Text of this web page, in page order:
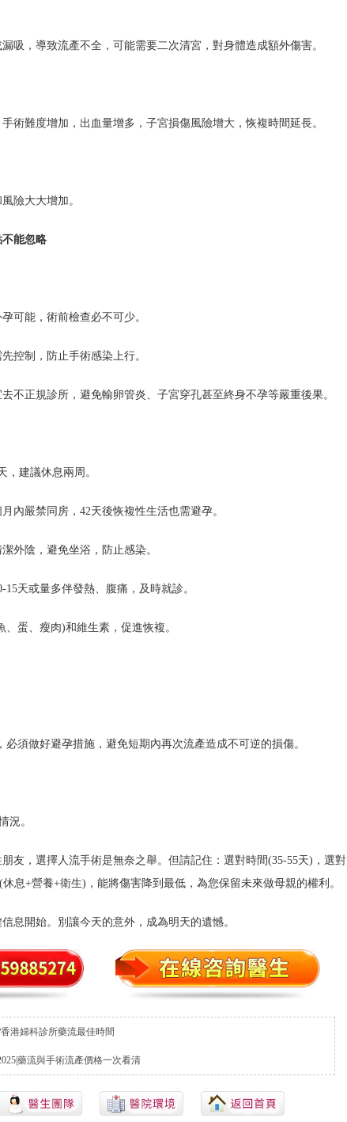
吸，導致流產不全，可能需要二次清宮，對身體造成額外傷害。
術難度增加，出血量增多，子宮損傷風險增大，恢複時間延長。
險大大增加。
能忽略
可能，術前檢查必不可少。
控制，防止手術感染上行。
不正規診所，避免輸卵管炎、子宮穿孔甚至終身不孕等嚴重後果。
，建議休息兩周。
內嚴禁同房，42天後恢複性生活也需避孕。
外陰，避免坐浴，防止感染。
天或量多伴發熱、腹痛，及時就診。
蛋、瘦肉)和維生素，促進恢複。
必須做好避孕措施，避免短期內再次流產造成不可逆的損傷。
況。
友，選擇人流手術是無奈之舉。但請記住：選對時間(35-55天)，選對
息+營養+衛生)，能將傷害降到最低，為您保留未來做母親的權利。
息開始。別讓今天的意外，成為明天的遺憾。
港婦科診所藥流最佳時間
藥流與手術流產價格一次看清